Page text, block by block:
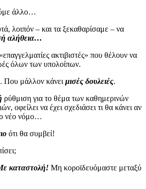
άλλο…
λοιπόν – και τα ξεκαθαρίσαμε – να
αλήθεια…
ακτιβιστές» που θέλουν να
όλων των υπολοίπων.
. Που μάλλον κάνει μισές δουλειές.
ρύθμιση για το θέμα των καθημερινών
οφείλει να έχει σχεδιάσει τι θα κάνει αν
νέο νόμο…
ότι θα συμβεί!
καταστολή! Μη κοροϊδευόμαστε μεταξύ